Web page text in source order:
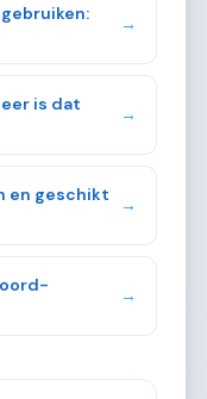
→
is dat
→
en geschikt
→
→